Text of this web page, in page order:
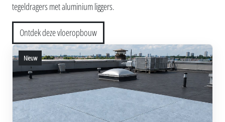
tegeldragers met aluminium liggers.
Ontdek deze vloeropbouw
Nieuw